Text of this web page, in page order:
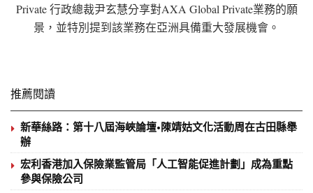
Private 行政總裁尹玄慧分享對AXA Global Private業務的願
景，並特別提到該業務在亞洲具備重大發展機會。
推薦閱讀
新華絲路：第十八屆海峽論壇•陳靖姑文化活動周在古田縣舉
辦
宏利香港加入保險業監管局「人工智能促進計劃」成為重點
參與保險公司